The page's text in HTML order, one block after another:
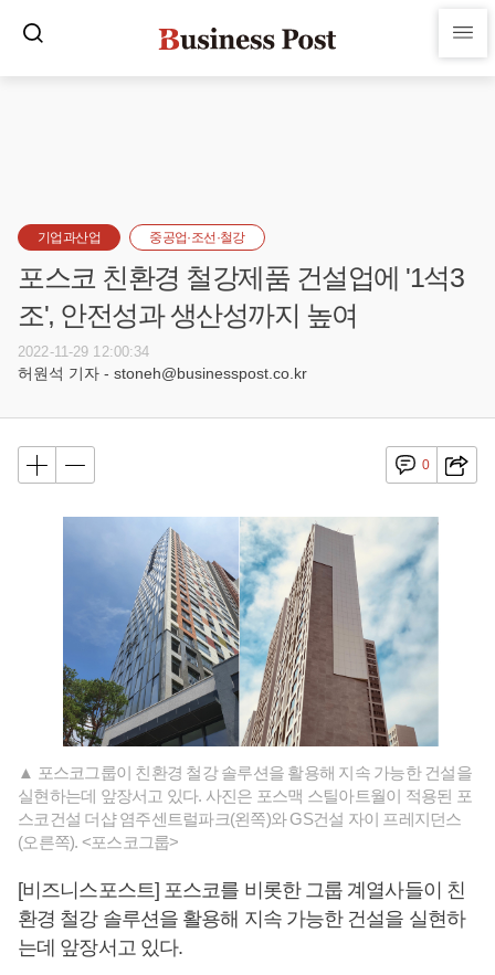
기업과산업 중공업·조선·철강
포스코 친환경 철강제품 건설업에 '1석3
조', 안전성과 생산성까지 높여
2022-11-29 12:00:34
허원석 기자 - stoneh@businesspost.co.kr
0
▲ 포스코그룹이 친환경 철강 솔루션을 활용해 지속 가능한 건설을
실현하는데 앞장서고 있다. 사진은 포스맥 스틸아트월이 적용된 포
스코건설 더샵 염주센트럴파크(왼쪽)와 GS건설 자이 프레지던스
(오른쪽). <포스코그룹>
[비즈니스포스트] 포스코를 비롯한 그룹 계열사들이 친
환경 철강 솔루션을 활용해 지속 가능한 건설을 실현하
는데 앞장서고 있다.